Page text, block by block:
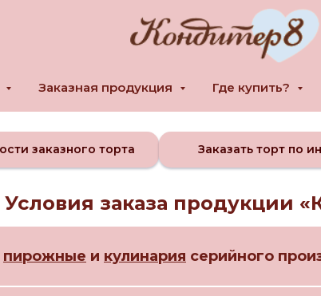
Заказная продукция Где купить?
заказного торта Заказать торт по
Условия заказа продукции
пирожные и кулинария серийного